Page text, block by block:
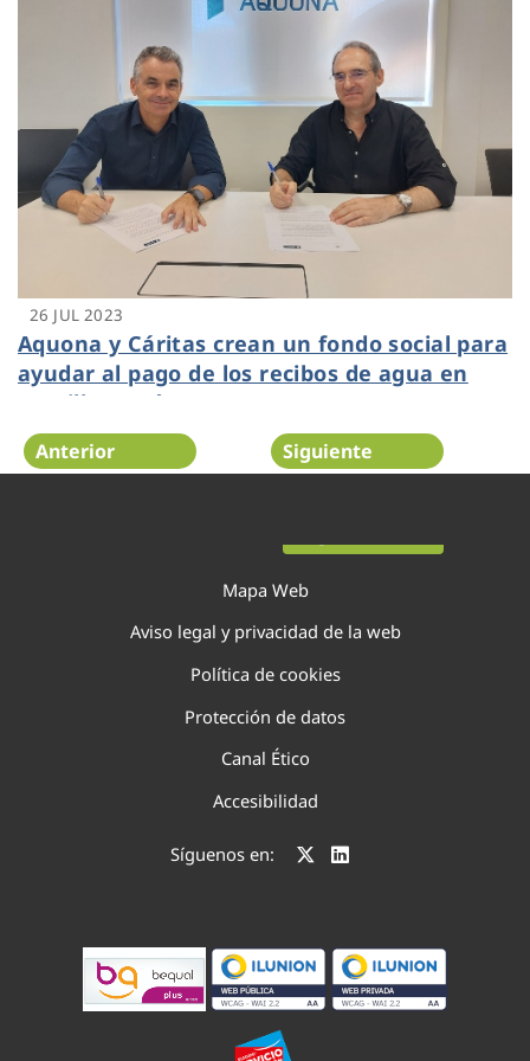
26 JUL 2023
Aquona y Cáritas crean un fondo social para
ayudar al pago de los recibos de agua en
Castilla y León
Anterior Siguiente
Mapa Web
Aviso legal y privacidad de la web
Política de cookies
Protección de datos
Canal Ético
Accesibilidad
Síguenos en: